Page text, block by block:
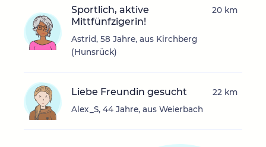
Sportlich, aktive
Mittfünfzigerin!
Astrid, 58 Jahre, aus Kirchberg
(Hunsrück)
20 km
Liebe Freundin gesucht
Alex_S, 44 Jahre, aus Weierbach
22 km